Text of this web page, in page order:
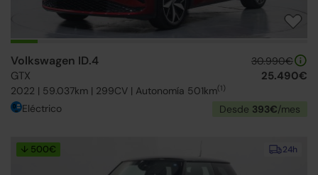
Volkswagen ID.4
GTX
2022 | 59.037km | 299CV | Autonomía 501km(1)
30.990€
25.490€
Eléctrico Desde 393€/mes
24h
↓ 500€